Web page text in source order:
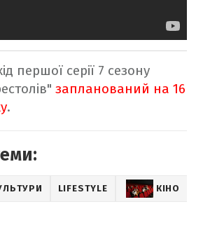
першої серії 7 сезону
запланований на 16
.
LIFESTYLE КІНО